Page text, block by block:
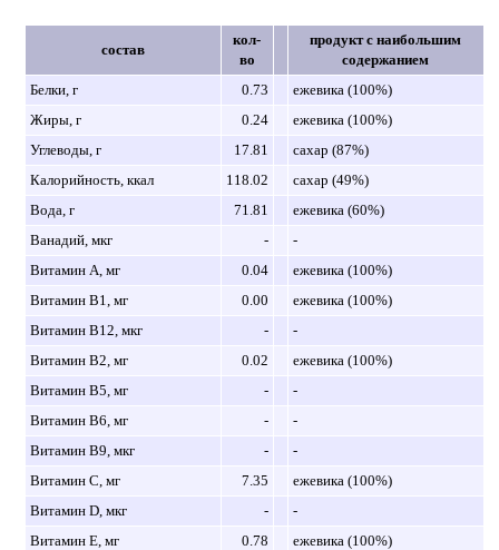
состав
кол-
во
продукт с наибольшим
содержанием
Белки, г
0.73
ежевика (100%)
Жиры, г
0.24
ежевика (100%)
Углеводы, г
17.81
сахар (87%)
Калорийность, ккал
118.02
сахар (49%)
Вода, г
71.81
ежевика (60%)
Ванадий, мкг
-
-
Витамин A, мг
0.04
ежевика (100%)
Витамин B1, мг
0.00
ежевика (100%)
Витамин B12, мкг
-
-
Витамин B2, мг
0.02
ежевика (100%)
Витамин B5, мг
-
-
Витамин B6, мг
-
-
Витамин B9, мкг
-
-
Витамин C, мг
7.35
ежевика (100%)
Витамин D, мкг
-
-
Витамин E, мг
0.78
ежевика (100%)